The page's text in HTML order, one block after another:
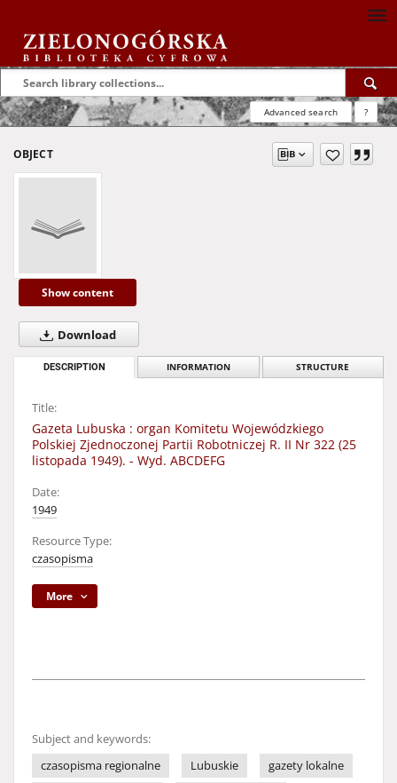
Advanced search ?
OBJECT
Show content
Download
DESCRIPTION INFORMATION STRUCTURE
Title:
Gazeta Lubuska : organ Komitetu Wojewódzkiego
Polskiej Zjednoczonej Partii Robotniczej R. II Nr 322 (25
listopada 1949). - Wyd. ABCDEFG
Date:
1949
Resource Type:
czasopisma
More
Subject and keywords:
czasopisma regionalne
Lubuskie
gazety lokalne